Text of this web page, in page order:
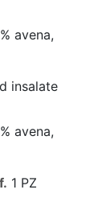
avena,
insalate
avena,
1 PZ